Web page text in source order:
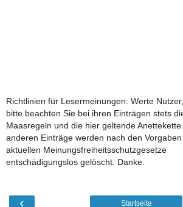
Richtlinien für Lesermeinungen: Werte Nutzer,
bitte beachten Sie bei ihren Einträgen stets
Maasregeln und die hier geltende
anderen Einträge werden nach den
aktuellen Meinungsfreiheitsschutzgesetze
entschädigungslos gelöscht. Danke.
‹ Startseite